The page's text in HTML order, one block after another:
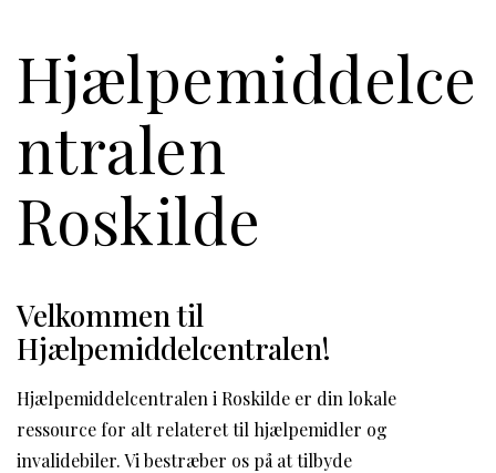
Hjælpemiddelce
ntralen
Roskilde
Velkommen til
Hjælpemiddelcentralen!
Hjælpemiddelcentralen i Roskilde er din lokale
ressource for alt relateret til hjælpemidler og
invalidebiler. Vi bestræber os på at tilbyde